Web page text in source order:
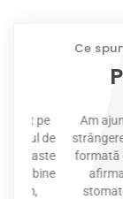
Ce
Am ajuns
strângere de
formată din
afirmare